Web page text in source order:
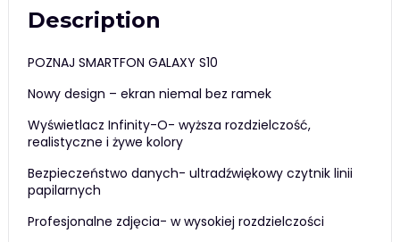
Description
POZNAJ SMARTFON GALAXY S10
Nowy design – ekran niemal bez ramek
Wyświetlacz Infinity-O- wyższa rozdzielczość,
realistyczne i żywe kolory
Bezpieczeństwo danych- ultradźwiękowy czytnik linii
papilarnych
Profesjonalne zdjęcia- w wysokiej rozdzielczości